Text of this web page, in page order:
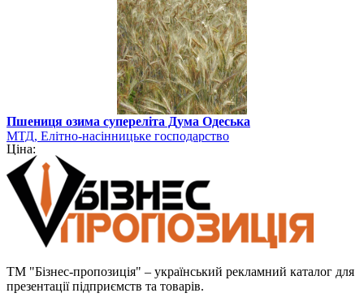
Пшениця озима супереліта Дума Одеська
МТД, Елітно-насінницьке господарство
Ціна:
ТМ "Бізнес-пропозиція" – український рекламний каталог для
презентації підприємств та товарів.